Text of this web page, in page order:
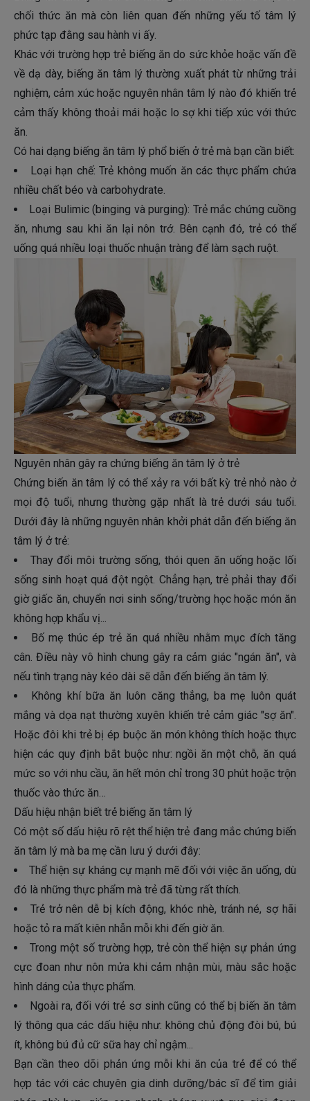
chối thức ăn mà còn liên quan đến những yếu tố tâm lý
phức tạp đằng sau hành vi ấy.
Khác với trường hợp trẻ biếng ăn do sức khỏe hoặc vấn đề
về dạ dày, biếng ăn tâm lý thường xuất phát từ những trải
nghiệm, cảm xúc hoặc nguyên nhân tâm lý nào đó khiến trẻ
cảm thấy không thoải mái hoặc lo sợ khi tiếp xúc với thức
ăn.
Có hai dạng biếng ăn tâm lý phổ biến ở trẻ mà bạn cần biết:
Loại hạn chế: Trẻ không muốn ăn các thực phẩm chứa
nhiều chất béo và carbohydrate.
Loại Bulimic (binging và purging): Trẻ mắc chứng cuồng
ăn, nhưng sau khi ăn lại nôn trớ. Bên cạnh đó, trẻ có thể
uống quá nhiều loại thuốc nhuận tràng để làm sạch ruột.
Nguyên nhân gây ra chứng biếng ăn tâm lý ở trẻ
Chứng biến ăn tâm lý có thể xảy ra với bất kỳ trẻ nhỏ nào ở
mọi độ tuổi, nhưng thường gặp nhất là trẻ dưới sáu tuổi.
Dưới đây là những nguyên nhân khởi phát dẫn đến biếng ăn
tâm lý ở trẻ:
Thay đổi môi trường sống, thói quen ăn uống hoặc lối
sống sinh hoạt quá đột ngột. Chẳng hạn, trẻ phải thay đổi
giờ giấc ăn, chuyển nơi sinh sống/trường học hoặc món ăn
không hợp khẩu vị...
Bố mẹ thúc ép trẻ ăn quá nhiều nhằm mục đích tăng
cân. Điều này vô hình chung gây ra cảm giác "ngán ăn", và
nếu tình trạng này kéo dài sẽ dẫn đến biếng ăn tâm lý.
Không khí bữa ăn luôn căng thẳng, ba mẹ luôn quát
mắng và dọa nạt thường xuyên khiến trẻ cảm giác "sợ ăn".
Hoặc đôi khi trẻ bị ép buộc ăn món không thích hoặc thực
hiện các quy định bắt buộc như: ngồi ăn một chỗ, ăn quá
mức so với nhu cầu, ăn hết món chỉ trong 30 phút hoặc trộn
thuốc vào thức ăn…
Dấu hiệu nhận biết trẻ biếng ăn tâm lý
Có một số dấu hiệu rõ rệt thể hiện trẻ đang mắc chứng biến
ăn tâm lý mà ba mẹ cần lưu ý dưới đây:
Thể hiện sự kháng cự mạnh mẽ đối với việc ăn uống, dù
đó là những thực phẩm mà trẻ đã từng rất thích.
Trẻ trở nên dễ bị kích động, khóc nhè, tránh né, sợ hãi
hoặc tỏ ra mất kiên nhẫn mỗi khi đến giờ ăn.
Trong một số trường hợp, trẻ còn thể hiện sự phản ứng
cực đoan như nôn mửa khi cảm nhận mùi, màu sắc hoặc
hình dáng của thực phẩm.
Ngoài ra, đối với trẻ sơ sinh cũng có thể bị biến ăn tâm
lý thông qua các dấu hiệu như: không chủ động đòi bú, bú
ít, không bú đủ cữ sữa hay chỉ ngậm...
Bạn cần theo dõi phản ứng mỗi khi ăn của trẻ để có thể
hợp tác với các chuyên gia dinh dưỡng/bác sĩ để tìm giải